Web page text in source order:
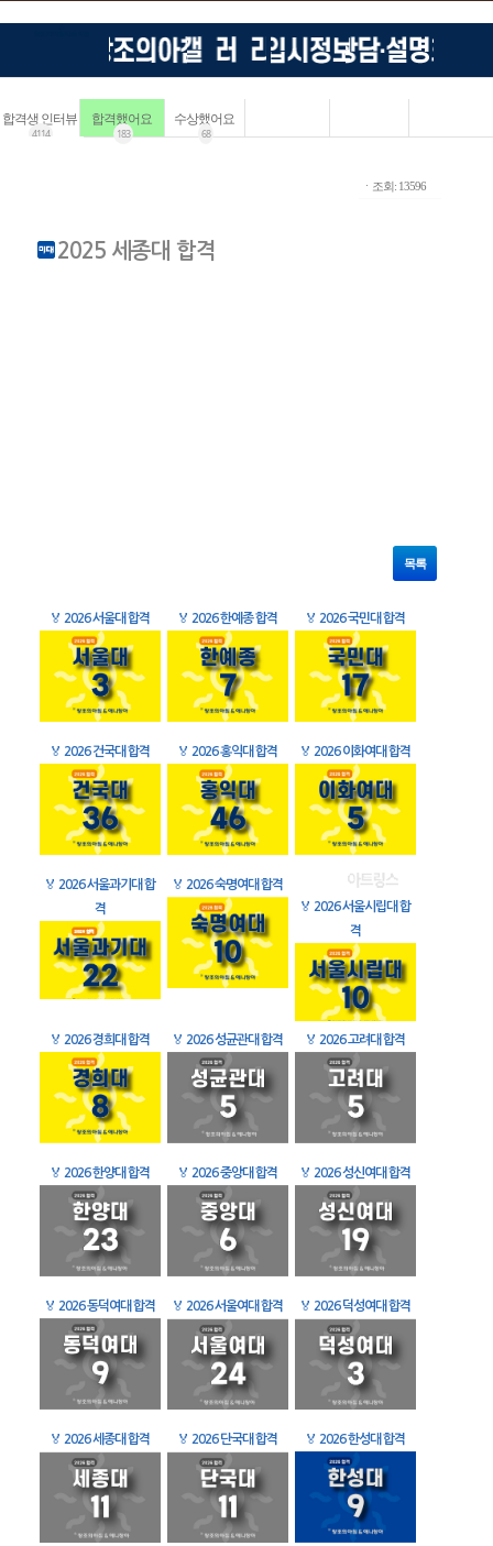
합격생 인터뷰
4114
합격했어요
183
수상했어요
68
ㆍ조회: 13596
2025 세종대 합격
목록
🏅 2026 서울대 합격 🏅 2026 한예종 합격 🏅 2026 국민대 합격
🏅 2026 건국대 합격 🏅 2026 홍익대 합격 🏅 2026 이화여대 합격
🏅 2026 서울과기대 합
격
🏅 2026 숙명여대 합격
🏅 2026 서울시립대 합
격
🏅 2026 경희대 합격 🏅 2026 성균관대 합격 🏅 2026 고려대 합격
🏅 2026 한양대 합격 🏅 2026 중앙대 합격 🏅 2026 성신여대 합격
🏅 2026 동덕여대 합격 🏅 2026 서울여대 합격 🏅 2026 덕성여대 합격
🏅 2026 세종대 합격 🏅 2026 단국대 합격 🏅 2026 한성대 합격